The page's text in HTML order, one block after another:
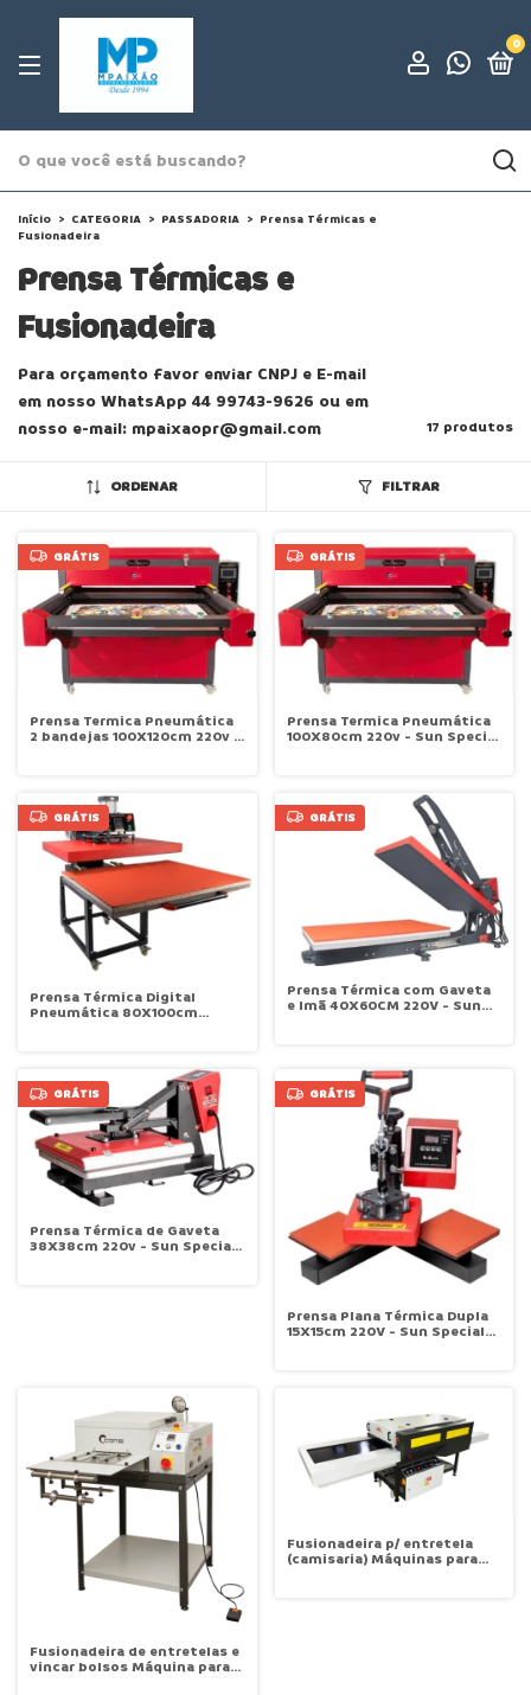
0
Início > CATEGORIA > PASSADORIA > Prensa Térmicas e
Fusionadeira
Prensa Térmicas e
Fusionadeira
Para orçamento favor enviar CNPJ e E-mail
em nosso WhatsApp 44 99743-9626 ou em
nosso e-mail: mpaixaopr@gmail.com 17 produtos
ORDENAR FILTRAR
GRÁTIS
Prensa Termica Pneumática
2 bandejas 100X120cm 220v -
GRÁTIS
Prensa Termica Pneumática
100X80cm 220v - Sun Special
GRÁTIS
Prensa Térmica Digital
Pneumática 80X100cm
GRÁTIS
Prensa Térmica com Gaveta
e Imã 40X60CM 220V - Sun
GRÁTIS
Prensa Térmica de Gaveta
38X38cm 220v - Sun Special
GRÁTIS
Prensa Plana Térmica Dupla
15X15cm 220V - Sun Special
Fusionadeira de entretelas e
vincar bolsos Máquina para
Fusionadeira p/ entretela
(camisaria) Máquinas para